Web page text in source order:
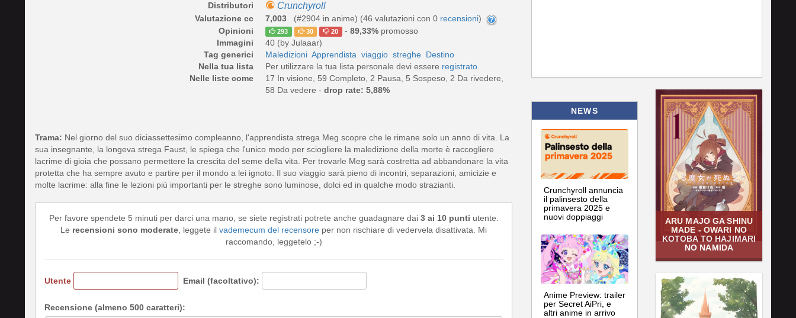
Distributori
Crunchyroll
Valutazione cc 7,003 (#2904 in anime) (46 valutazioni con 0 recensioni)
Opinioni
293 30 20 - 89,33%promosso
Immagini
40 (by Julaaar)
Tag generici
Maledizioni Apprendista viaggio streghe Destino
Nella tua lista
Per utilizzare la tua lista personale devi essere registrato
Nelle liste come
17 In visione, 59 Completo, 2 Pausa, 5 Sospeso, 2 Da rivedere,
58 Da vedere - drop rate: 5,88%
Trama: Nel giorno del suo diciassettesimo compleanno, l'apprendista strega Meg scopre che le rimane solo un anno di vita. La
sua insegnante, la longeva strega Faust, le spiega che l'unico modo per sciogliere la maledizione della morte è raccogliere
lacrime di gioia che possano permettere la crescita del seme della vita. Per trovarle Meg sarà costretta ad abbandonare la vita
protetta che ha sempre avuto e partire per il mondo a lei ignoto. Il suo viaggio sarà pieno di incontri, separazioni, amicizie e
molte lacrime: alla fine le lezioni più importanti per le streghe sono luminose, dolci ed in qualche modo strazianti.
Per favore spendete 5 minuti per darci una mano, se siete registrati potrete anche guadagnare dai 3 ai 10 punti utente.
Le recensioni sono moderate , leggete il vademecum del recensore per non rischiare di vedervela disattivata. Mi
raccomando, leggetelo ;-)
Utente Email (facoltativo):
Recensione (almeno 500 caratteri):
NEWS
Crunchyroll annuncia
il palinsesto della
primavera 2025 e
nuovi doppiaggi
Anime Preview: trailer
per Secret AiPri, e
altri anime in arrivo
ARU MAJO GA SHINU
MADE - OWARI NO
KOTOBA TO HAJIMARI
NO NAMIDA